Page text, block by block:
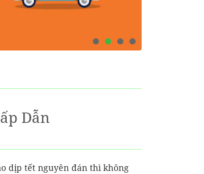
Dẫn
dịp tết nguyên đán thì không